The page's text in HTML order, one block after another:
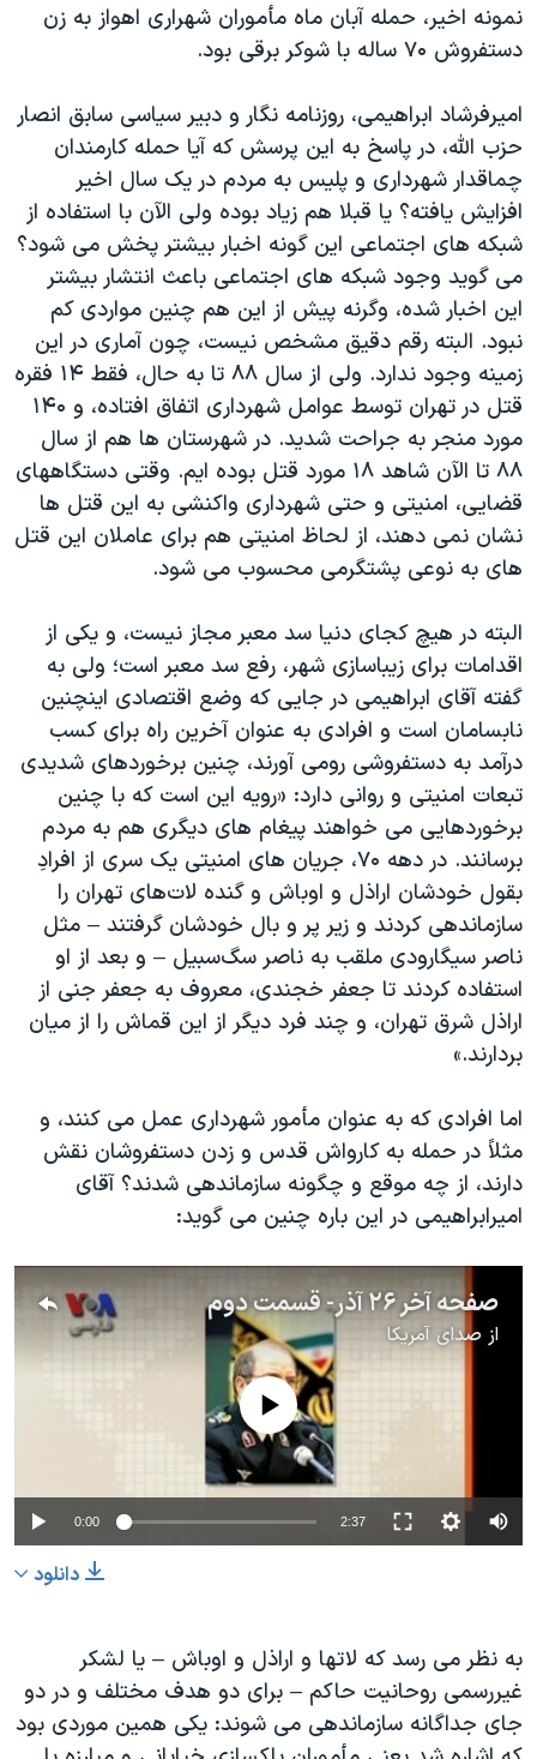
نمونه اخیر، حمله آبان ماه مأموران شهراری اهواز به زن
دستفروش ۷۰ ساله با شوکر برقی بود.
امیرفرشاد ابراهیمی، روزنامه نگار و دبیر سیاسی سابق انصار
حزب الله، در پاسخ به این پرسش که آیا حمله کارمندان
چماقدار شهرداری و پلیس به مردم در یک سال اخیر
افزایش یافته؟ یا قبلا هم زیاد بوده ولی الآن با استفاده از
شبکه های اجتماعی این گونه اخبار بیشتر پخش می شود؟
می گوید وجود شبکه های اجتماعی باعث انتشار بیشتر
این اخبار شده، وگرنه پیش از این هم چنین مواردی کم
نبود. البته رقم دقیق مشخص نیست، چون آماری در این
زمینه وجود ندارد. ولی از سال ۸۸ تا به حال، فقط ۱۴ فقره
قتل در تهران توسط عوامل شهرداری اتفاق افتاده، و ۱۴۰
مورد منجر به جراحت شدید. در شهرستان ها هم از سال
۸۸ تا الآن شاهد ۱۸ مورد قتل بوده ایم. وقتی دستگاههای
قضایی، امنیتی و حتی شهرداری واکنشی به این قتل ها
نشان نمی دهند، از لحاظ امنیتی هم برای عاملان این قتل
های به نوعی پشتگرمی محسوب می شود.
البته در هیچ کجای دنیا سد معبر مجاز نیست، و یکی از
اقدامات برای زیباسازی شهر، رفع سد معبر است؛ ولی به
گفته آقای ابراهیمی در جایی که وضع اقتصادی اینچنین
نابسامان است و افرادی به عنوان آخرین راه برای کسب
درآمد به دستفروشی رومی آورند، چنین برخوردهای شدیدی
تبعات امنیتی و روانی دارد: «رویه این است که با چنین
برخوردهایی می خواهند پیغام های دیگری هم به مردم
برسانند. در دهه ۷۰، جریان های امنیتی یک سری از افرادِ
بقول خودشان اراذل و اوباش و گنده لات‌های تهران را
سازماندهی کردند و زیر پر و بال خودشان گرفتند – مثل
ناصر سیگارودی ملقب به ناصر سگ‌سبیل – و بعد از او
استفاده کردند تا جعفر خجندی، معروف به جعفر جنی از
اراذل شرق تهران، و چند فرد دیگر از این قماش را از میان
بردارند.»
اما افرادی که به عنوان مأمور شهرداری عمل می کنند، و
مثلاً در حمله به کارواش قدس و زدن دستفروشان نقش
دارند، از چه موقع و چگونه سازماندهی شدند؟ آقای
امیرابراهیمی در این باره چنین می گوید:
صفحه آخر ۲۶ آذر- قسمت دوم
از صدای آمریکا
No media source currently available
0:00 2:37
دانلود
به نظر می رسد که لاتها و اراذل و اوباش – یا لشکر
غیررسمی روحانیت حاکم – برای دو هدف مختلف و در دو
جای جداگانه سازماندهی می شوند: یکی همین موردی بود